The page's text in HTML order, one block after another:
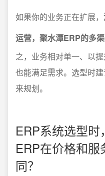
如果你的业务正在扩展，
运营，聚水潭ERP的多
之，业务相对单一、以
也能满足需求。选型时
来规划。
ERP系统选型
ERP在价格和
同？